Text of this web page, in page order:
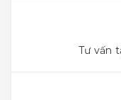
Tư vấn